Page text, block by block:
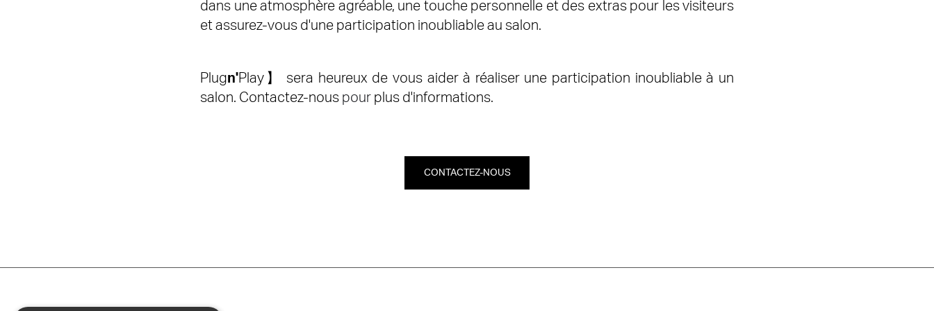
dans une atmosphère agréable, une touche personnelle et des extras pour les visiteurs
et assurez-vous d'une participation inoubliable au salon.
‍Plugn'Play】 sera heureux de vous aider à réaliser une participation inoubliable à un
salon. Contactez-nous pour plus d'informations.
CONTACTEZ-NOUS